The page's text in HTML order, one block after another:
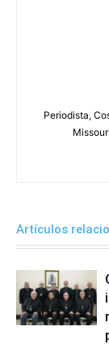
Periodista,
Artículos